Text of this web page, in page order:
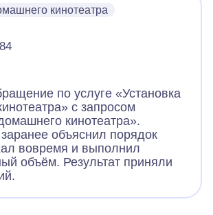
кинотеатра
по услуге «Установка
с запросом
кинотеатра».
объяснил порядок
вовремя и выполнил
объём. Результат приняли